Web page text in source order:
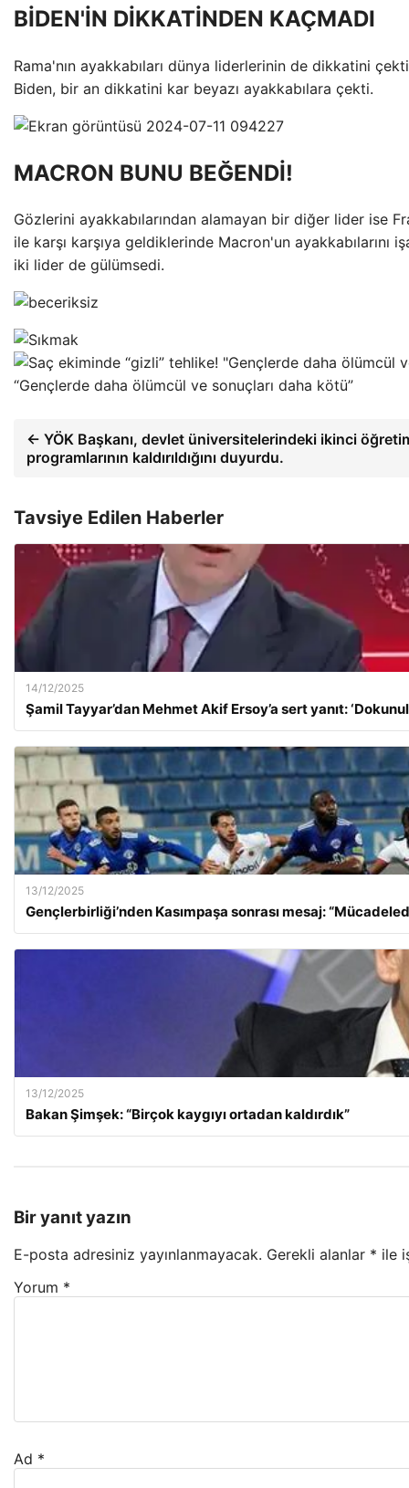
BİDEN'İN DİKKATİNDEN KAÇMADI
Rama'nın ayakkabıları dünya liderlerinin de dikkatini
Biden, bir an dikkatini kar beyazı ayakkabılara çekti.
MACRON BUNU BEĞENDİ!
Gözlerini ayakkabılarından alamayan bir diğer lider ise
ile karşı karşıya geldiklerinde Macron'un ayakkabılarını
iki lider de gülümsedi.
“Gençlerde daha ölümcül ve sonuçları daha kötü”
← YÖK Başkanı, devlet üniversitelerindeki ikinci
programlarının kaldırıldığını duyurdu.
Tavsiye Edilen Haberler
14/12/2025
Şamil Tayyar’dan Mehmet Akif Ersoy’a sert yanıt:
13/12/2025
Gençlerbirliği’nden Kasımpaşa sonrası mesaj:
13/12/2025
Bakan Şimşek: “Birçok kaygıyı ortadan kaldırdık”
Bir yanıt yazın
E-posta adresiniz yayınlanmayacak. Gerekli alanlar * ile
Yorum *
Ad *